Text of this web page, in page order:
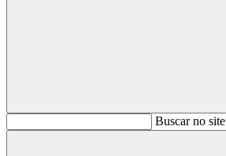
BuscarBuscar no site